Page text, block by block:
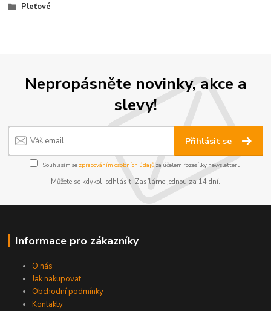
Pleťové
Nepropásněte novinky, akce a
slevy!
Přihlásit se
Souhlasím se zpracováním osobních údajůza účelem rozesílky newsletteru.
Můžete se kdykoli odhlásit. Zasíláme jednou za 14 dní.
Informace pro zákazníky
O nás
Jak nakupovat
Obchodní podmínky
Kontakty